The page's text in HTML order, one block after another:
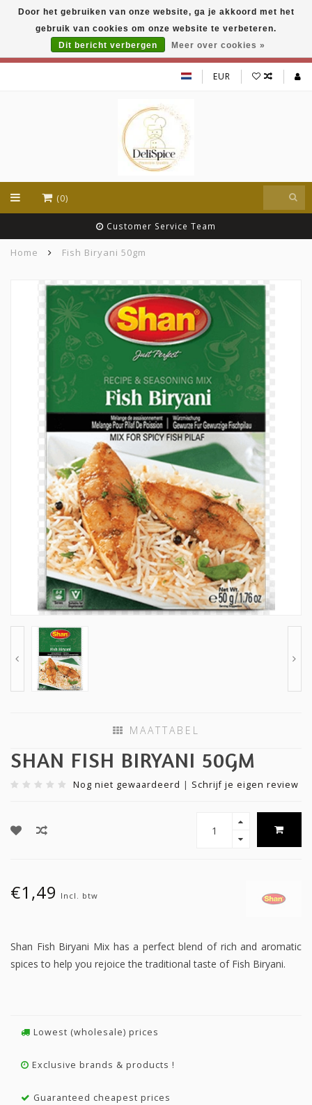
DeliSpice is your online Indian grocery shop with
exclusive brands like Daawat, Suhana, DeliSpice
and many more !!!
EUR
(0)
Customer Service Team
Home Fish Biryani 50gm
MAATTABEL
SHAN FISH BIRYANI 50GM
Nog niet gewaardeerd | Schrijf je eigen review
€1,49 Incl. btw
Shan Fish Biryani Mix has a perfect blend of rich and aromatic
spices to help you rejoice the traditional taste of Fish Biryani.
Lowest (wholesale) prices
Exclusive brands & products !
Guaranteed cheapest prices
Door het gebruiken van onze website, ga je akkoord met het
gebruik van cookies om onze website te verbeteren.
Dit bericht verbergen
Meer over cookies »